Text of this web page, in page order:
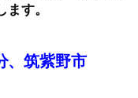
す。
、筑紫野市